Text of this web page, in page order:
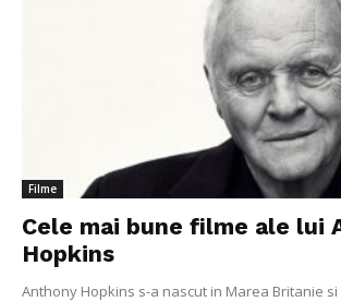
Filme
Cele mai bune filme ale lui
Hopkins
Anthony Hopkins s-a nascut in Marea Britanie si